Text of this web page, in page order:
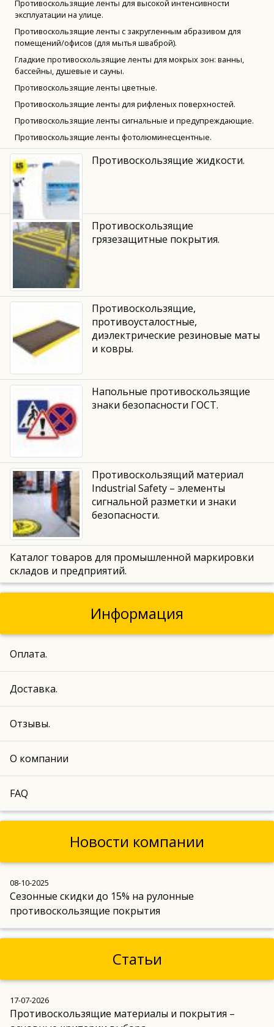
Противоскользящие ленты для высокой интенсивности
эксплуатации на улице.
Противоскользящие ленты с закругленным абразивом для
помещений/офисов (для мытья шваброй).
Гладкие противоскользящие ленты для мокрых зон: ванны,
бассейны, душевые и сауны.
Противоскользящие ленты цветные.
Противоскользящие ленты для рифленых поверхностей.
Противоскользящие ленты сигнальные и предупреждающие.
Противоскользящие ленты фотолюминесцентные.
Противоскользящие жидкости.
Противоскользящие
грязезащитные покрытия.
Противоскользящие,
противоусталостные,
диэлектрические резиновые маты
и ковры.
Напольные противоскользящие
знаки безопасности ГОСТ.
Противоскользящий материал
Industrial Safety – элементы
сигнальной разметки и знаки
безопасности.
Каталог товаров для промышленной маркировки
складов и предприятий.
Информация
Оплата.
Доставка.
Отзывы.
О компании
FAQ
Новости компании
08-10-2025
Сезонные скидки до 15% на рулонные
противоскользящие покрытия
Статьи
17-07-2026
Противоскользящие материалы и покрытия –